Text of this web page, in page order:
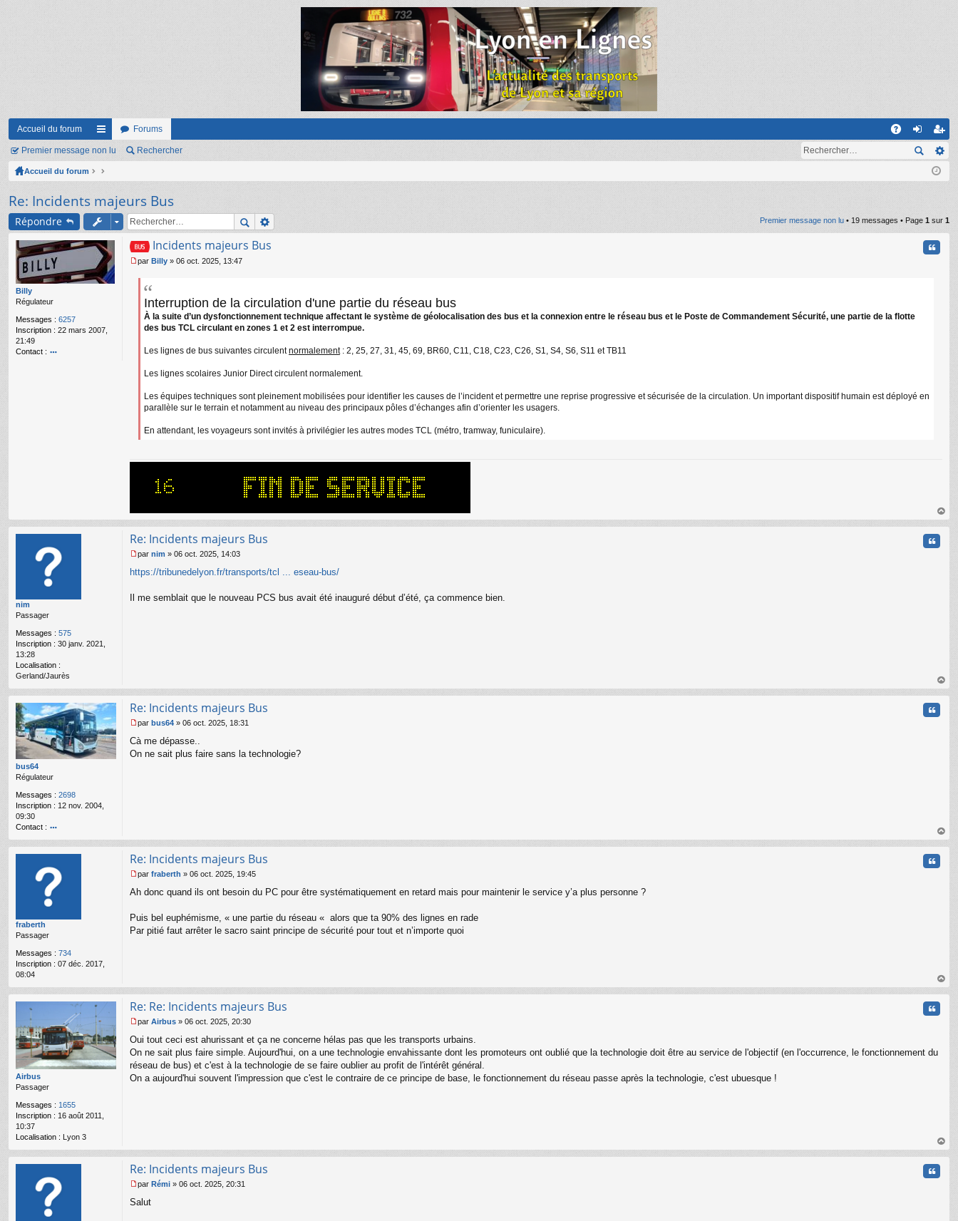
Accueil du forum
ac
co
ci
s
Forums
on ns
cri
Premier message non lu Rechercher
Accueil du forum
Re: Incidents majeurs Bus
Répondre Premier message non lu • 19 messages • Page 1 sur 1
Billy
Régulateur
Messages : 6257
Inscription : 22 mars 2007,
21:49
Contact :
Incidents majeurs Bus
e
par Billy » 06 oct. 2025, 13:47
Interruption de la circulation d'une partie du réseau bus
À la suite d’un dysfonctionnement technique affectant le système de géolocalisation des bus et la connexion entre le réseau bus et le Poste de Commandement Sécurité, une partie de la flotte
des bus TCL circulant en zones 1 et 2 est interrompue.
Les lignes de bus suivantes circulentnormalement: 2, 25, 27, 31, 45, 69, BR60, C11, C18, C23, C26, S1, S4, S6, S11 et TB11
Les lignes scolaires Junior Direct circulent normalement.
Les équipes techniques sont pleinement mobilisées pour identifier les causes de l’incident et permettre une reprise progressive et sécurisée de la circulation. Un important dispositif humain est déployé en
parallèle sur le terrain et notamment au niveau des principaux pôles d’échanges afin d’orienter les usagers.
En attendant, les voyageurs sont invités à privilégier les autres modes TCL (métro, tramway, funiculaire).
au
nim
Passager
Messages : 575
Inscription : 30 janv. 2021,
13:28
Localisation :
Gerland/Jaurès
Re: Incidents majeurs Bus
e
s
par nim » 06 oct. 2025, 14:03
https://tribunedelyon.fr/transports/tcl ... eseau-bus/
Il me semblait que le nouveau PCS bus avait été inauguré début d’été, ça commence bien.
au
bus64
Régulateur
Messages : 2698
Inscription : 12 nov. 2004,
09:30
Contact :
o
nt
te
r
b
u
Re: Incidents majeurs Bus
e
s
l
u
par bus64 » 06 oct. 2025, 18:31
Cà me dépasse..
On ne sait plus faire sans la technologie?
au
fraberth
Passager
Messages : 734
Inscription : 07 déc. 2017,
08:04
Re: Incidents majeurs Bus
e
s
g
l
par fraberth » 06 oct. 2025, 19:45
Ah donc quand ils ont besoin du PC pour être systématiquement en retard mais pour maintenir le service y’a plus personne ?
Puis bel euphémisme, « une partie du réseau « alors que ta 90% des lignes en rade
Par pitié faut arrêter le sacro saint principe de sécurité pour tout et n’importe quoi
au
Airbus
Passager
Messages : 1655
Inscription : 16 août 2011,
10:37
Localisation : Lyon 3
Re: Re: Incidents majeurs Bus
e
s
s
g
par Airbus » 06 oct. 2025, 20:30
Oui tout ceci est ahurissant et ça ne concerne hélas pas que les transports urbains.
On ne sait plus faire simple. Aujourd'hui, on a une technologie envahissante dont les promoteurs ont oublié que la technologie doit être au service de l'objectif (en l'occurrence, le fonctionnement du
réseau de bus) et c'est à la technologie de se faire oublier au profit de l'intérêt général.
On a aujourd'hui souvent l'impression que c'est le contraire de ce principe de base, le fonctionnement du réseau passe après la technologie, c'est ubuesque !
au
Re: Incidents majeurs Bus
e
par Rémi » 06 oct. 2025, 20:31
Salut